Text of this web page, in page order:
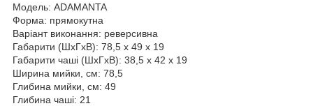
Модель: ADAMANTA
Форма: прямокутна
Варіант виконання: реверсивна
Габарити (ШхГхВ): 78,5 х 49 х 19
Габарити чаші (ШхГхВ): 38,5 х 42 х 19
Ширина мийки, см: 78,5
Глибина мийки, см: 49
Глибина чаші: 21